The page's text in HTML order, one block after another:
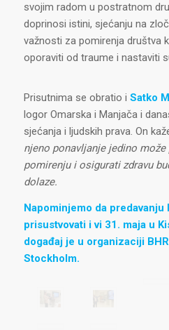
svojim radom u postratnom
doprinosi istini, sjećanju na
važnosti za pomirenja društva
oporaviti od traume i nastaviti
Prisutnima se obratio i Satko
logor Omarska i Manjača i
sjećanja i ljudskih prava. On
njeno ponavljanje jedino
pomirenju i osigurati zdravu
dolaze.
Napominjemo da
prisustvovati i vi 31. maja u
događaj je u organizaciji
Stockholm.